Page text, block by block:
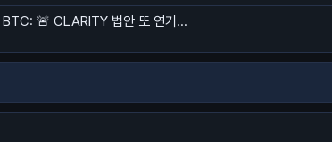
BTC: 🚨 CLARITY 법안 또 연기...